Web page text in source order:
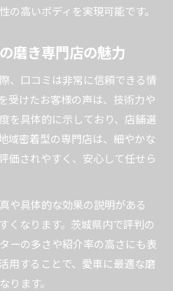
の高いボディを実現可能です。
磨き専門店の魅力
、口コミは非常に信頼できる情
受けたお客様の声は、技術力や
を具体的に示しており、店舗選
域密着型の専門店は、細やかな
価されやすく、安心して任せら
や具体的な効果の説明がある
くなります。茨城県内で評判の
ーの多さや紹介率の高さにも表
用することで、愛車に最適な磨
ります。